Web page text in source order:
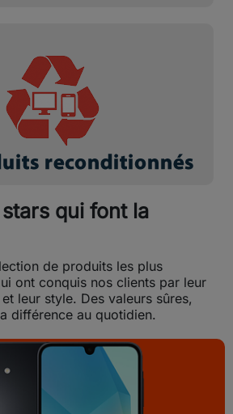
qui font la
de produits les plus
ont conquis nos clients par leur
leur style. Des valeurs sûres,
différence au quotidien.